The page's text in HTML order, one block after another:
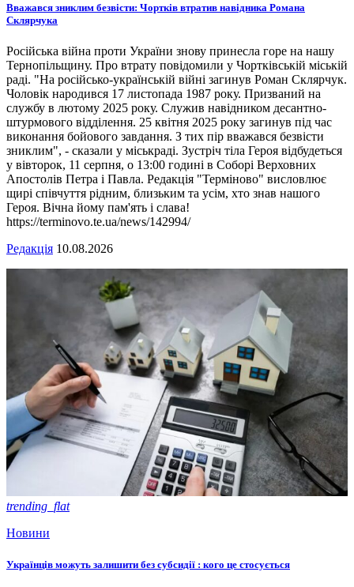
Вважався зниклим безвісти: Чортків втратив навідника Романа
Склярчука
Російська війна проти України знову принесла горе на нашу
Тернопільщину. Про втрату повідомили у Чортківській міській
раді. "На російсько-українській війні загинув Роман Склярчук.
Чоловік народився 17 листопада 1987 року. Призваний на
службу в лютому 2025 року. Служив навідником десантно-
штурмового відділення. 25 квітня 2025 року загинув під час
виконання бойового завдання. З тих пір вважався безвісти
зниклим", - сказали у міськраді. Зустріч тіла Героя відбудеться
у вівторок, 11 серпня, о 13:00 годині в Соборі Верховних
Апостолів Петра і Павла. Редакція "Терміново" висловлює
щирі співчуття рідним, близьким та усім, хто знав нашого
Героя. Вічна йому пам'ять і слава!
https://terminovo.te.ua/news/142994/
Редакція 10.08.2026
trending_flat
Новини
Українців можуть залишити без субсидії : кого це стосується